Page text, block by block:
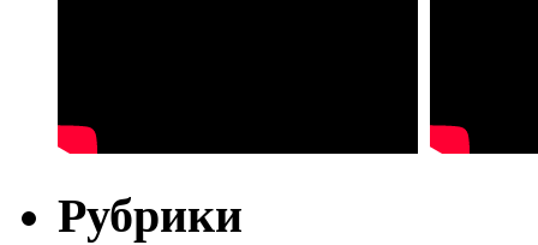
Рубрики